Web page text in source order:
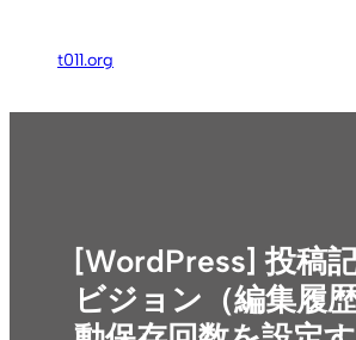
ス
t011.org
[WordPress] 投稿
ビジョン（編集履